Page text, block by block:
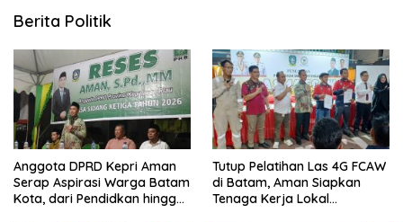
Berita Politik
Anggota DPRD Kepri Aman
Serap Aspirasi Warga Batam
Kota, dari Pendidkan hingga
Tutup Pelatihan Las 4G FCAW
di Batam, Aman Siapkan
Tenaga Kerja Lokal